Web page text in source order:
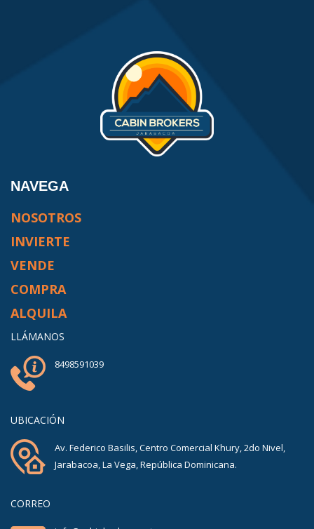
NAVEGA
NOSOTROS
INVIERTE
VENDE
COMPRA
ALQUILA
LLÁMANOS
8498591039
UBICACIÓN
Av. Federico Basilis, Centro Comercial Khury, 2do Nivel,
Jarabacoa, La Vega, República Dominicana.
CORREO